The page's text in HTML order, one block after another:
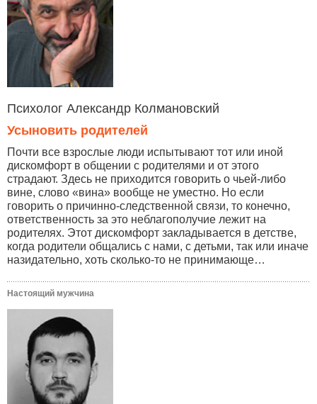
Психолог Александр Колмановский
Усыновить родителей
Почти все взрослые люди испытывают тот или иной
дискомфорт в общении с родителями и от этого
страдают. Здесь не приходится говорить о чьей-либо
вине, слово «вина» вообще не уместно. Но если
говорить о причинно-следственной связи, то конечно,
ответственность за это неблагополучие лежит на
родителях. Этот дискомфорт закладывается в детстве,
когда родители общались с нами, с детьми, так или иначе
назидательно, хоть сколько-то не принимающе…
Настоящий мужчина